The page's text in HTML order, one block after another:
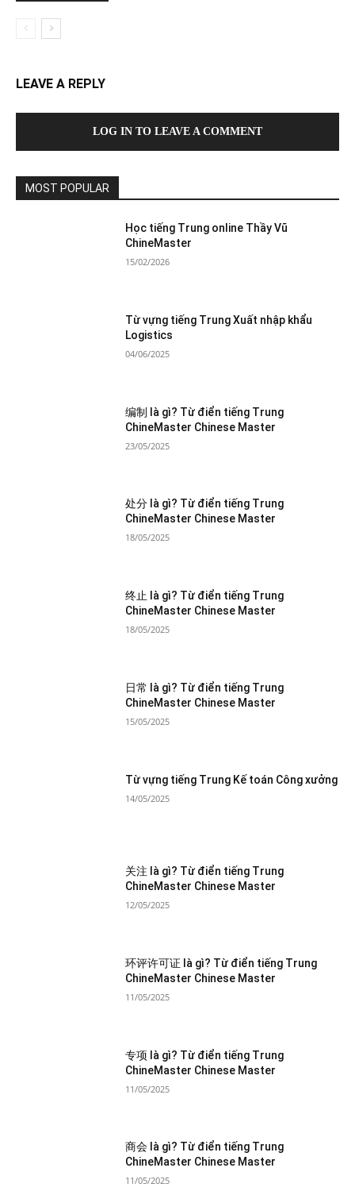
LEAVE A REPLY
LOG IN TO LEAVE A COMMENT
MOST POPULAR
Học tiếng Trung online Thầy Vũ
ChineMaster
15/02/2026
Từ vựng tiếng Trung Xuất nhập khẩu
Logistics
04/06/2025
编制 là gì? Từ điển tiếng Trung
ChineMaster Chinese Master
23/05/2025
处分 là gì? Từ điển tiếng Trung
ChineMaster Chinese Master
18/05/2025
终止 là gì? Từ điển tiếng Trung
ChineMaster Chinese Master
18/05/2025
日常 là gì? Từ điển tiếng Trung
ChineMaster Chinese Master
15/05/2025
Từ vựng tiếng Trung Kế toán Công xưởng
14/05/2025
关注 là gì? Từ điển tiếng Trung
ChineMaster Chinese Master
12/05/2025
环评许可证 là gì? Từ điển tiếng Trung
ChineMaster Chinese Master
11/05/2025
专项 là gì? Từ điển tiếng Trung
ChineMaster Chinese Master
11/05/2025
商会 là gì? Từ điển tiếng Trung
ChineMaster Chinese Master
11/05/2025